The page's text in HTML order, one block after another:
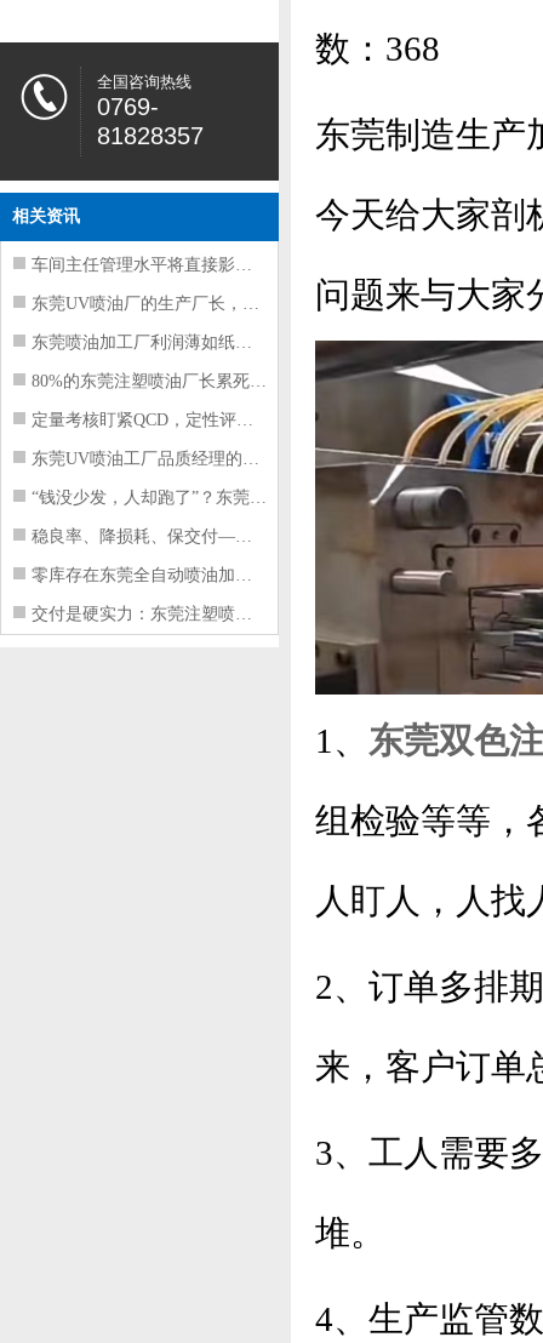
全国咨询热线
0769-
81828357
相关资讯
车间主任管理水平将直接影响东莞注塑件
东莞UV喷油厂的生产厂长，到底在给工
东莞喷油加工厂利润薄如纸？这四项基本
80%的东莞注塑喷油厂长累死累活，利
定量考核盯紧QCD，定性评价看好配合
东莞UV喷油工厂品质经理的四项核心管
“钱没少发，人却跑了”？东莞注塑喷油
稳良率、降损耗、保交付——东莞这家U
零库存在东莞全自动喷油加工厂不可行的
交付是硬实力：东莞注塑喷油厂如何用齐
数： 368
东莞制造生产
今天给大家剖
问题来与大家
1、 东莞双色
组检验等等，
人盯人，人找
2、订单多排
来，客户订单
3、工人需要
堆。
4、生产监管